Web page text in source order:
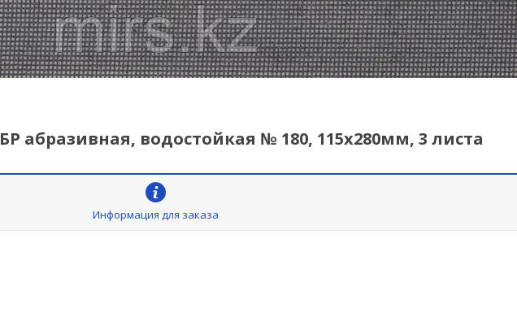
абразивная, водостойкая № 180, 115х280мм, 3 листа
Информация для заказа